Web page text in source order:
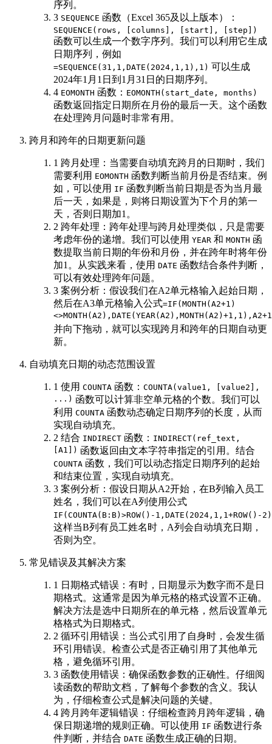
序列。
3 SEQUENCE 函数（Excel 365及以上版本）：
SEQUENCE(rows, [columns], [start], [step])
函数可以生成一个数字序列。我们可以利用它生成
日期序列，例如
=SEQUENCE(31,1,DATE(2024,1,1),1) 可以生成
2024年1月1日到1月31日的日期序列。
4 EOMONTH 函数： EOMONTH(start_date, months)
函数返回指定日期所在月份的最后一天。这个函数
在处理跨月问题时非常有用。
跨月和跨年的日期更新问题
1 跨月处理：当需要自动填充跨月的日期时，我们
需要利用 EOMONTH 函数判断当前月份是否结束。例
如，可以使用 IF 函数判断当前日期是否为当月最
后一天，如果是，则将日期设置为下个月的第一
天，否则日期加1。
2 跨年处理：跨年处理与跨月处理类似，只是需要
考虑年份的递增。我们可以使用 YEAR 和 MONTH 函
数提取当前日期的年份和月份，并在跨年时将年份
加1。从实践来看，使用 DATE 函数结合条件判断，
可以有效处理跨年问题。
3 案例分析：假设我们在A2单元格输入起始日期，
然后在A3单元格输入公式=IF(MONTH(A2+1)
并向下拖动，就可以实现跨月和跨年的日期自动更
新。
自动填充日期的动态范围设置
1 使用 COUNTA 函数： COUNTA(value1, [value2],
...) 函数可以计算非空单元格的个数。我们可以
利用 COUNTA 函数动态确定日期序列的长度，从而
实现自动填充。
2 结合 INDIRECT 函数： INDIRECT(ref_text,
[A1]) 函数返回由文本字符串指定的引用。结合
COUNTA 函数，我们可以动态指定日期序列的起始
和结束位置，实现自动填充。
3 案例分析：假设日期从A2开始，在B列输入员工
姓名，我们可以在A列使用公式
IF(COUNTA(B:B)>ROW()-
这样当B列有员工姓名时，A列会自动填充日期，
否则为空。
常见错误及其解决方案
1 日期格式错误：有时，日期显示为数字而不是日
期格式。这通常是因为单元格的格式设置不正确。
解决方法是选中日期所在的单元格，然后设置单元
格格式为日期格式。
2 循环引用错误：当公式引用了自身时，会发生循
环引用错误。检查公式是否正确引用了其他单元
格，避免循环引用。
3 函数使用错误：确保函数参数的正确性。仔细阅
读函数的帮助文档，了解每个参数的含义。我认
为，仔细检查公式是解决问题的关键。
4 跨月跨年逻辑错误：仔细检查跨月跨年逻辑，确
保日期递增的规则正确。可以使用 IF 函数进行条
件判断，并结合 DATE 函数生成正确的日期。